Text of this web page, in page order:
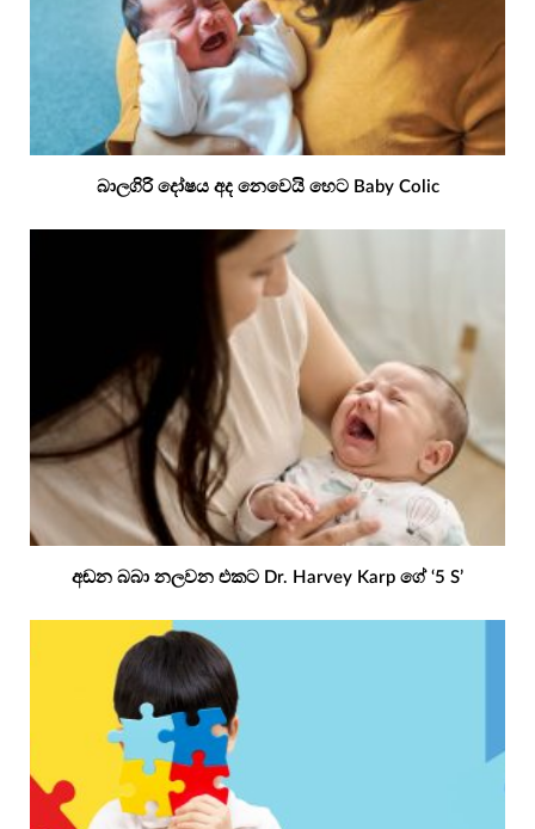
බාලගිරි දෝෂය අද නෙවෙයි හෙට Baby Colic
අඬන බබා නලවන එකට Dr. Harvey Karp ගේ ‘5 S’